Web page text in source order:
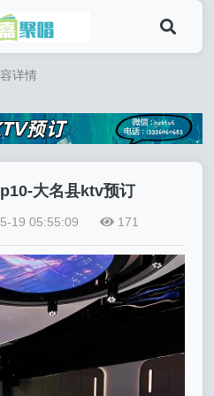
详情
大名县ktv预订
19 05:55:09 171